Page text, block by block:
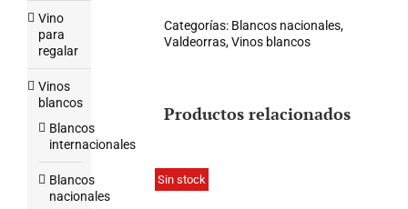
Categorías: Blancos nacionales,
Valdeorras,Vinos blancos
Productos relacionados
Sin stock
Vino
para
regalar
Vinos
blancos
Blancos
internacionales
Blancos
nacionales